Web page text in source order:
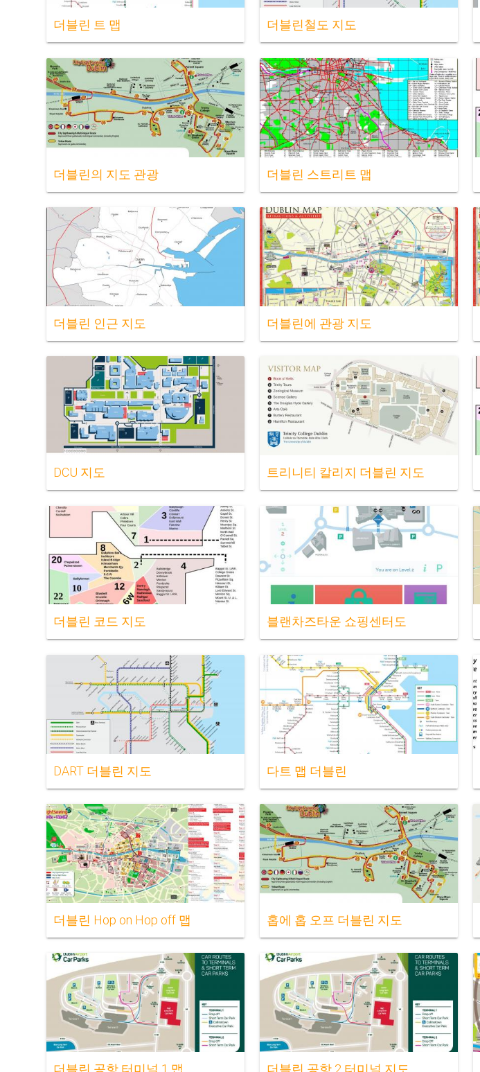
더블린 트 맵 더블린철도 지도
더블린의 지도 관광 더블린 스트리트 맵
더블린 인근 지도 더블린에 관광 지도
DCU 지도 트리니티 칼리지 더블린 지도
더블린 코드 지도 블랜차즈타운 쇼핑센터도
DART 더블린 지도 다트 맵 더블린
더블린 Hop on Hop off 맵 홉에 홉 오프 더블린 지도
더블린 공항 터미널 1 맵 더블린 공항 2 터미널 지도